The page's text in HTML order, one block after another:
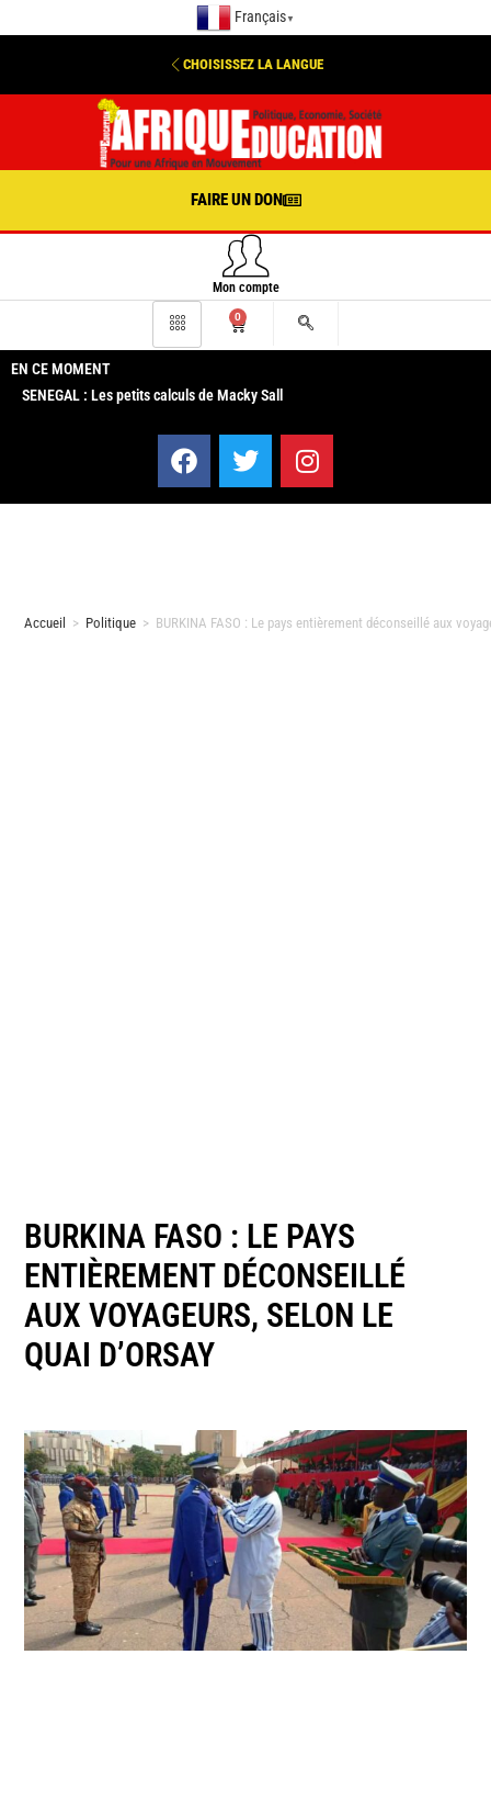
Français ▼
CHOISISSEZ LA LANGUE
FAIRE UN DON
Mon compte
0
EN CE MOMENT
SENEGAL : Les petits calculs de Macky Sall
Accueil > Politique > BURKINA FASO : Le pays entièrement déconseillé aux
BURKINA FASO : LE PAYS
ENTIÈREMENT DÉCONSEILLÉ
AUX VOYAGEURS, SELON LE
QUAI D’ORSAY